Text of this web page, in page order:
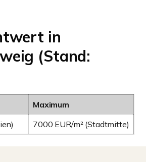
in
(Stand:
Maximum
7000 EUR/m² (Stadtmitte)